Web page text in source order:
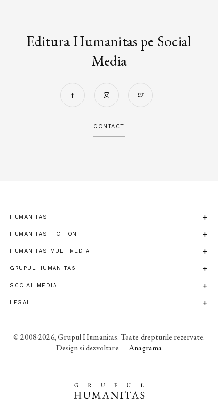
Editura Humanitas pe Social
Media
CONTACT
HUMANITAS
HUMANITAS FICTION
HUMANITAS MULTIMEDIA
GRUPUL HUMANITAS
SOCIAL MEDIA
LEGAL
© 2008-2026, Grupul Humanitas. Toate drepturile rezervate.
Design si dezvoltare —Anagrama